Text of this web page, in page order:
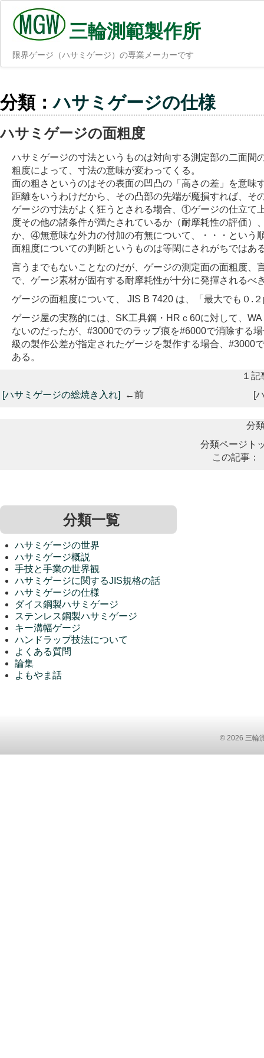
三輪測範製作所
限界ゲージ（ハサミゲージ）の専業メーカーです
分類：ハサミゲージの仕様
ハサミゲージの面粗度
ハサミゲージの寸法というものは対向する測定部の二面
粗度によって、寸法の意味が変わってくる。
面の粗さというのはその表面の凹凸の「高さの差」を意
距離をいうわけだから、その凸部の先端が魔損すれば、
ゲージの寸法がよく狂うとされる場合、①ゲージの仕立
度その他の諸条件が満たされているか（耐摩耗性の評価
か、④無意味な外力の付加の有無について、・・・という
面粗度についての判断というものは等閑にされがちではあ
言うまでもないことなのだが、ゲージの測定面の面粗度
で、ゲージ素材が固有する耐摩耗性が十分に発揮されるべ
ゲージの面粗度について、 JIS B 7420 は、「最大でも０.
ゲージ屋の実務的には、SK工具鋼・HRｃ60に対して、
ないのだったが、#3000でのラップ痕を#6000で消除する
級の製作公差が指定されたゲージを製作する場合、#3000
ある。
１
[ハサミゲージの総焼き入れ]
←前 [
分
分類ページト
この記事：
分類一覧
ハサミゲージの世界
ハサミゲージ概説
手技と手業の世界観
ハサミゲージに関するJIS規格の話
ハサミゲージの仕様
ダイス鋼製ハサミゲージ
ステンレス鋼製ハサミゲージ
キー溝幅ゲージ
ハンドラップ技法について
よくある質問
論集
よもやま話
© 2026 三輪